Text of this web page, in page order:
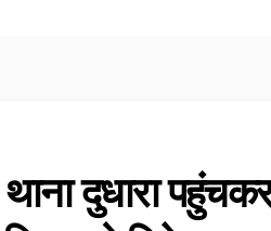
दुधारा